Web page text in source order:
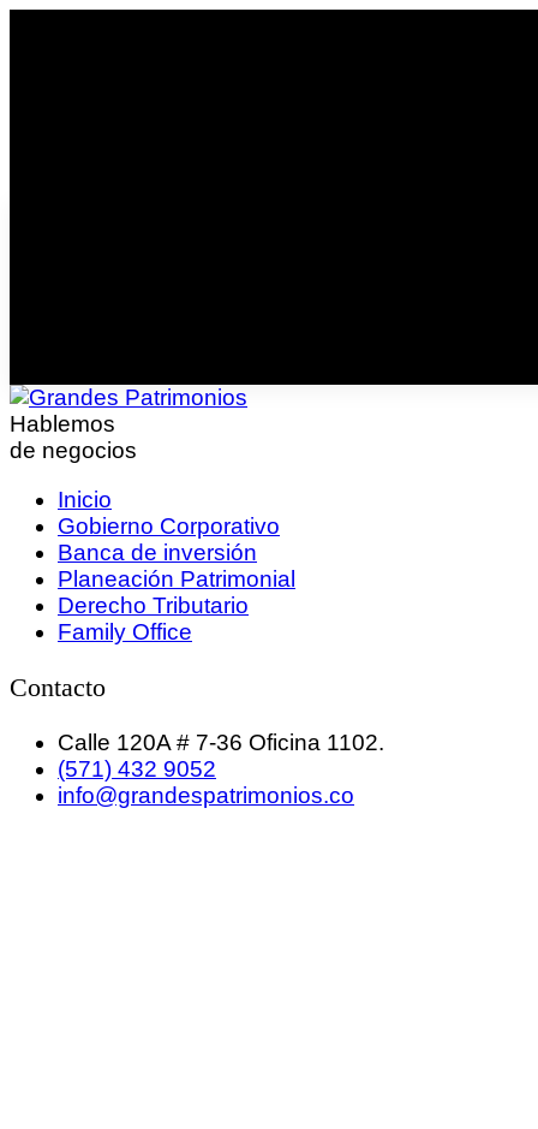
Hablemos
de negocios
Inicio
Gobierno Corporativo
Banca de inversión
Planeación Patrimonial
Derecho Tributario
Family Office
Contacto
Calle 120A # 7-36 Oficina 1102.
(571) 432 9052
info@grandespatrimonios.co